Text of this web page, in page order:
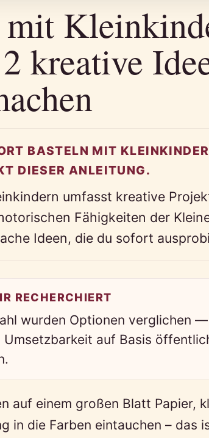
mit
kreative
BASTELN MIT
DIESER ANLEITUNG.
umfasst kreative
Fähigkeiten der
Ideen, die du sofort
RECHERCHIERT
wurden Optionen verglichen
auf Basis
auf einem großen Blatt Papier,
in die Farben eintauchen – das